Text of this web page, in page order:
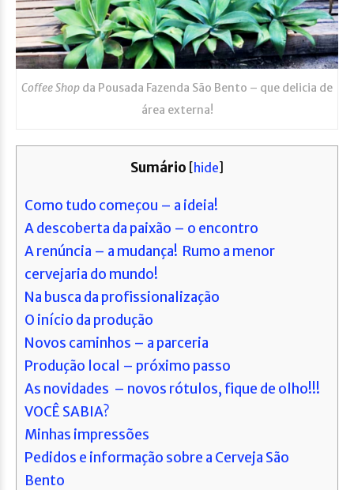
Coffee Shop da Pousada Fazenda São Bento – que delicia de
área externa!
Sumário [hide]
Como tudo começou – a ideia!
A descoberta da paixão – o encontro
A renúncia – a mudança! Rumo a menor
cervejaria do mundo!
Na busca da profissionalização
O início da produção
Novos caminhos – a parceria
Produção local – próximo passo
As novidades – novos rótulos, fique de olho!!!
VOCÊ SABIA?
Minhas impressões
Pedidos e informação sobre a Cerveja São
Bento